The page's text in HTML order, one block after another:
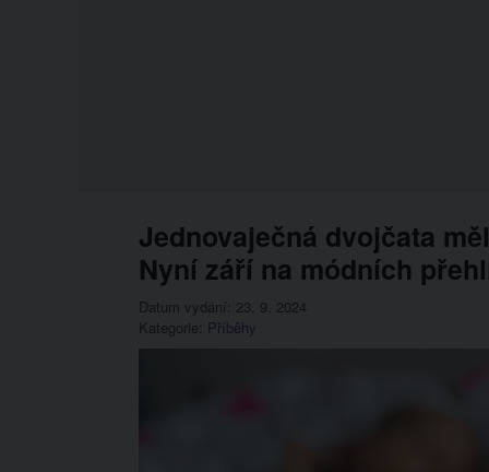
Jednovaječná dvojčata
Nyní září na módních
Datum vydání: 23. 9. 2024
Kategorie: Příběhy